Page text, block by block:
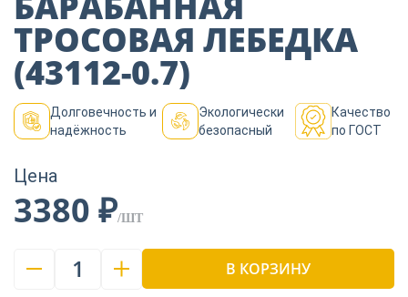
Пиломатериалы
Декор
Инструменты
Продукция из
ТРОСОВАЯ ЛЕБЕДКА
(43112-0.7)
Долговечность и
надёжность
Экологически
безопасный
Качество
по ГОСТ
Цена
3380 ₽/ШТ
1 В КОРЗИНУ